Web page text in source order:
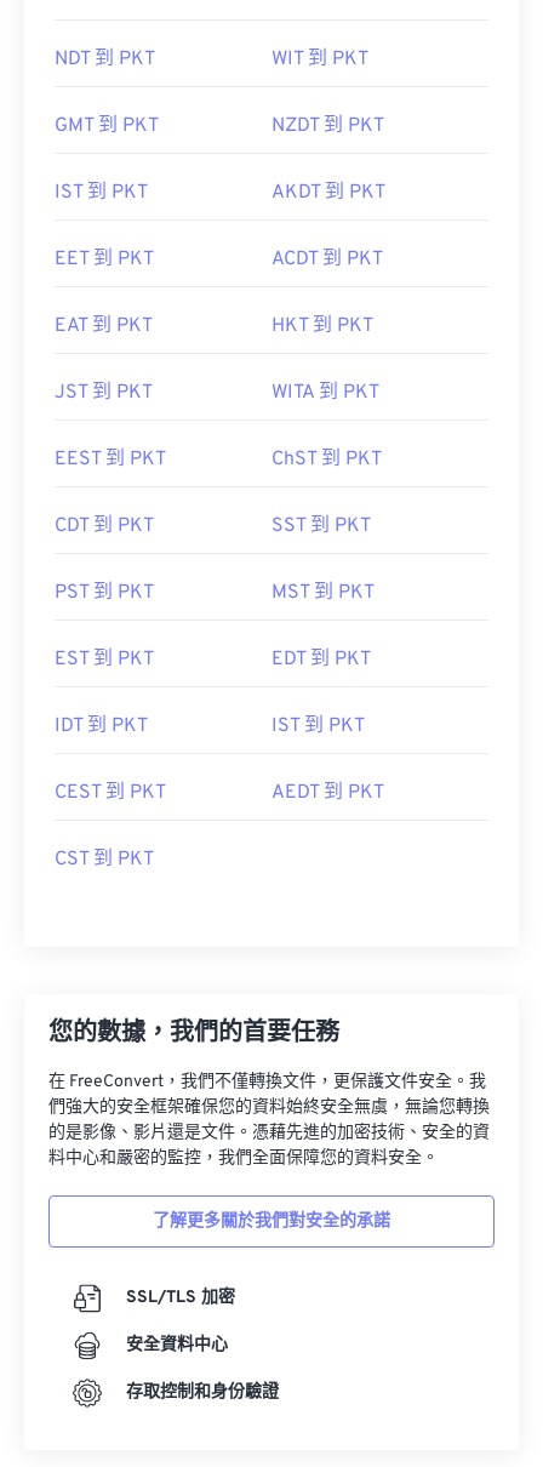
NDT 到 PKT WIT 到 PKT
GMT 到 PKT NZDT 到 PKT
IST 到 PKT AKDT 到 PKT
EET 到 PKT ACDT 到 PKT
EAT 到 PKT HKT 到 PKT
JST 到 PKT WITA 到 PKT
EEST 到 PKT ChST 到 PKT
CDT 到 PKT SST 到 PKT
PST 到 PKT MST 到 PKT
EST 到 PKT EDT 到 PKT
IDT 到 PKT IST 到 PKT
CEST 到 PKT AEDT 到 PKT
CST 到 PKT
您的數據，我們的首要任務
在 FreeConvert，我們不僅轉換文件，更保護文件安全。我
們強大的安全框架確保您的資料始終安全無虞，無論您轉換
的是影像、影片還是文件。憑藉先進的加密技術、安全的資
料中心和嚴密的監控，我們全面保障您的資料安全。
了解更多關於我們對安全的承諾
SSL/TLS 加密
安全資料中心
存取控制和身份驗證